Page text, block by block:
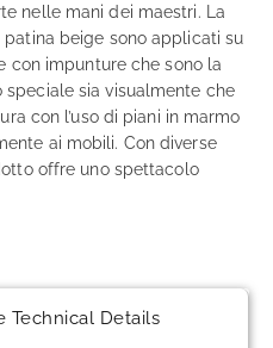
nelle mani dei maestri. La
beige sono applicati su
con impunture che sono la
sia visualmente che
con l’uso di piani in marmo
ai mobili. Con diverse
offre uno spettacolo
Technical Details